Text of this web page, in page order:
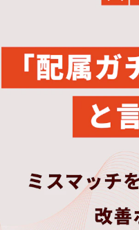
ント
ル